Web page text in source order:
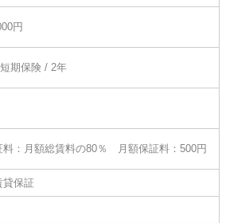
円
期保険 / 2年
料：月額総賃料の80％ 月額保証料：500円
貸保証